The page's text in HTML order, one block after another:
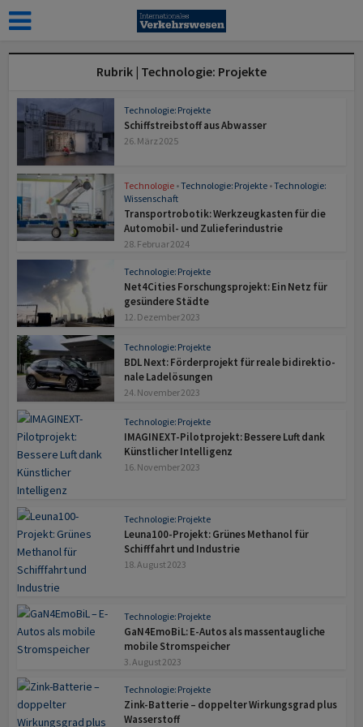
Rubrik | Technologie: Projekte
Technologie: Projekte
Schiffstreibstoff aus Abwasser
26. März 2025
Technologie •Technologie: Projekte •Technologie:
Wissenschaft
Transportrobotik: Werkzeugkasten für die
Automobil- und Zulieferindustrie
28. Februar 2024
Technologie: Projekte
Net4Cities Forschungs­projekt: Ein Netz für
gesün­dere Städte
12. Dezember 2023
Technologie: Projekte
BDL Next: Förderprojekt für reale bi­direk­tio­
nale Ladelösungen
24. November 2023
Technologie: Projekte
IMAGINEXT-Pilotprojekt: Bessere Luft dank
Künstlicher Intelligenz
16. November 2023
Technologie: Projekte
Leuna100-Projekt: Grünes Metha­nol für
Schiff­fahrt und Industrie
18. August 2023
Technologie: Projekte
GaN4EmoBiL: E-Autos als massen­taugliche
mobile Stromspeicher
3. August 2023
Technologie: Projekte
Zink-Batterie – doppelter Wirkungs­grad plus
Wasserstoff